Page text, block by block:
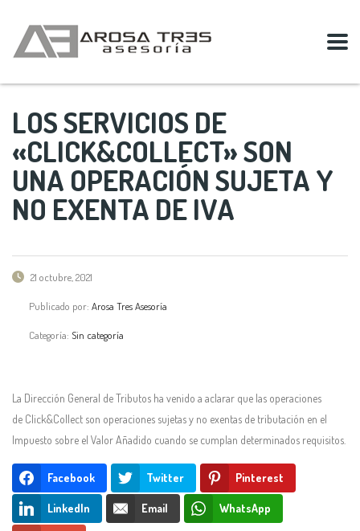
LOS SERVICIOS DE
«CLICK&COLLECT» SON
UNA OPERACIÓN SUJETA Y
NO EXENTA DE IVA
21 octubre, 2021
Publicado por: Arosa Tres Asesoría
Categoría: Sin categoría
La Dirección General de Tributos ha venido a aclarar que las operaciones
de Click&Collect son operaciones sujetas y no exentas de tributación en el
Impuesto sobre el Valor Añadido cuando se cumplan determinados requisitos.
Facebook Twitter Pinterest
LinkedIn Email WhatsApp